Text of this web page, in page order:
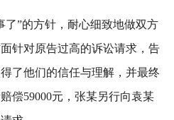
”的方针，耐心细致地做双方
针对原告过高的诉讼请求，告
了他们的信任与理解，并最终
偿59000元，张某另行向袁某